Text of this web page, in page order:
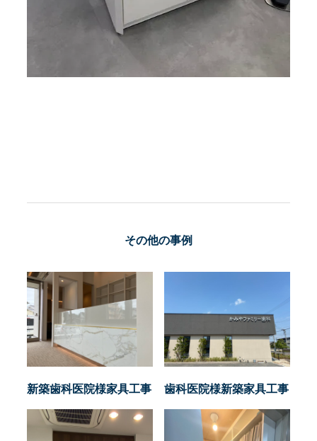
その他の事例
新築歯科医院様家具工事 歯科医院様新築家具工事